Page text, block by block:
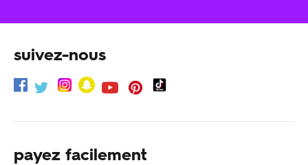
suivez-nous
payez facilement